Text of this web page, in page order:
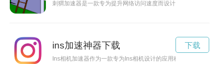
刺猬加速器是一款专为提升网络访问速度而设计的加速工具，
ins加速神器下载
Ins相机加速器作为一款专为Ins相机设计的应用程序，具有强
下载